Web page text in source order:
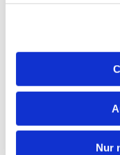
Nur
3500 Reichsmark.
Rund 20
Fritz-